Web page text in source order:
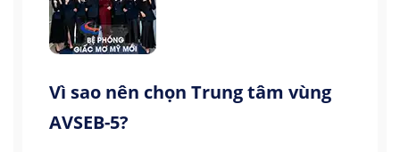
Vì sao nên chọn Trung tâm vùng
AVSEB-5?